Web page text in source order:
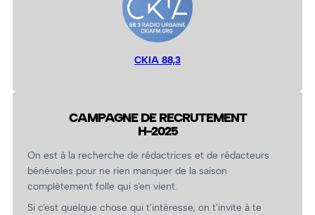
CKIA 88,3
CAMPAGNE DE RECRUTEMENT
H-2025
On est à la recherche de rédactrices et de rédacteurs
bénévoles pour ne rien manquer de la saison
complètement folle qui s’en vient.
Si c’est quelque chose qui t’intéresse, on t’invite à te